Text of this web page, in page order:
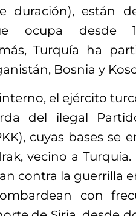
duración), están
ocupa desde
Turquía ha
Bosnia y
el ejército
del ilegal
cuyas bases se
vecino a
contra la guerrilla
con